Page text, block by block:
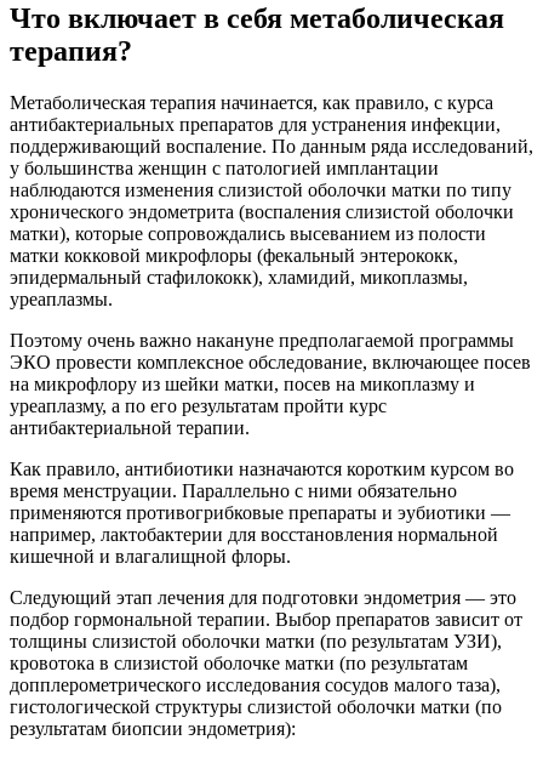
Что включает в себя метаболическая
терапия?
Метаболическая терапия начинается, как правило, с курса
антибактериальных препаратов для устранения инфекции,
поддерживающий воспаление. По данным ряда исследований,
у большинства женщин с патологией имплантации
наблюдаются изменения слизистой оболочки матки по типу
хронического эндометрита (воспаления слизистой оболочки
матки), которые сопровождались высеванием из полости
матки кокковой микрофлоры (фекальный энтерококк,
эпидермальный стафилококк), хламидий, микоплазмы,
уреаплазмы.
Поэтому очень важно накануне предполагаемой программы
ЭКО провести комплексное обследование, включающее посев
на микрофлору из шейки матки, посев на микоплазму и
уреаплазму, а по его результатам пройти курс
антибактериальной терапии.
Как правило, антибиотики назначаются коротким курсом во
время менструации. Параллельно с ними обязательно
применяются противогрибковые препараты и эубиотики —
например, лактобактерии для восстановления нормальной
кишечной и влагалищной флоры.
Следующий этап лечения для подготовки эндометрия — это
подбор гормональной терапии. Выбор препаратов зависит от
толщины слизистой оболочки матки (по результатам УЗИ),
кровотока в слизистой оболочке матки (по результатам
допплерометрического исследования сосудов малого таза),
гистологической структуры слизистой оболочки матки (по
результатам биопсии эндометрия):